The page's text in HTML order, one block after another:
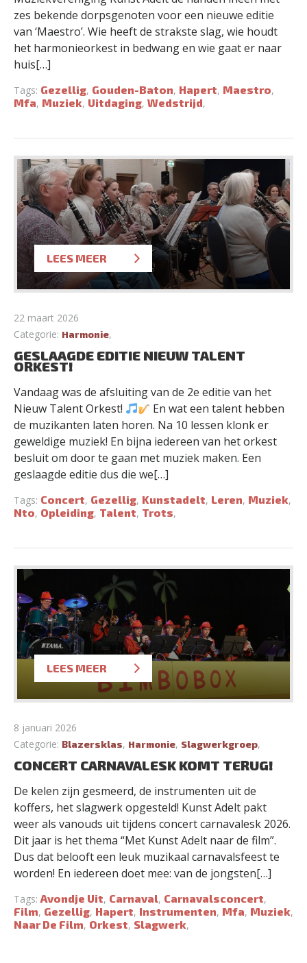
zes bekende dorpsgenoten voor een nieuwe editie
van ‘Maestro’. Wie heeft de strakste slag, wie houdt
het harmonieorkest in bedwang en wie gaat er naar
huis[…]
Tags: Gezellig, Gouden-Baton, Hapert, Maestro,
Mfa, Muziek, Uitdaging, Wedstrijd,
LEES MEER
22 maart 2026
Categorie: Harmonie,
GESLAAGDE EDITIE NIEUW TALENT
ORKEST!
Vandaag was de afsluiting van de 2e editie van het
Nieuw Talent Orkest!
En wat een talent hebben
de muzikanten laten horen. Na 10 lessen klonk er
geweldige muziek! En bijna iedereen van het orkest
besluit om door te gaan met muziek maken. Een
geslaagde editie dus die we[…]
Tags: Concert, Gezellig, Kunstadelt, Leren, Muziek,
Nto, Opleiding, Talent, Trots,
LEES MEER
8 januari 2026
Categorie: Blazersklas, Harmonie, Slagwerkgroep,
CONCERT CARNAVALESK KOMT TERUG!
De kelen zijn gesmeerd, de instrumenten uit de
koffers, het slagwerk opgesteld! Kunst Adelt pakt
weer als vanouds uit tijdens concert carnavalesk 2026.
Dit jaar is het thema “Met Kunst Adelt naar de film”.
Dus dat belooft een leuk muzikaal carnavalsfeest te
worden! En iedereen doet mee: van de jongsten[…]
Tags:Avondje Uit, Carnaval, Carnavalsconcert,
Film, Gezellig, Hapert, Instrumenten, Mfa, Muziek,
Naar De Film, Orkest, Slagwerk,